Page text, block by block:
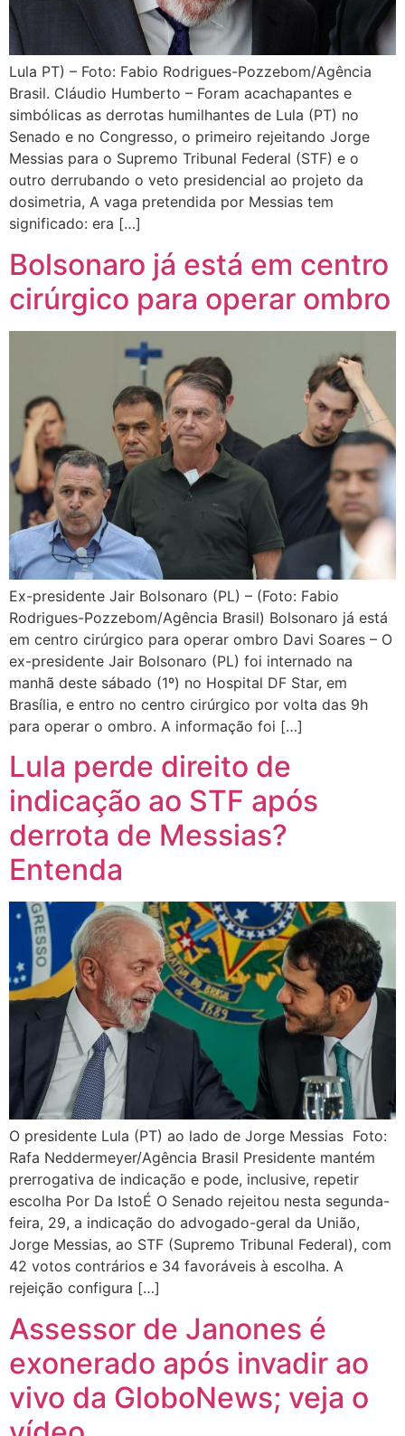
Lula PT) – Foto: Fabio Rodrigues-Pozzebom/Agência
Brasil. Cláudio Humberto – Foram acachapantes e
simbólicas as derrotas humilhantes de Lula (PT) no
Senado e no Congresso, o primeiro rejeitando Jorge
Messias para o Supremo Tribunal Federal (STF) e o
outro derrubando o veto presidencial ao projeto da
dosimetria, A vaga pretendida por Messias tem
significado: era […]
Bolsonaro já está em centro
cirúrgico para operar ombro
Ex-presidente Jair Bolsonaro (PL) – (Foto: Fabio
Rodrigues-Pozzebom/Agência Brasil) Bolsonaro já está
em centro cirúrgico para operar ombro Davi Soares – O
ex-presidente Jair Bolsonaro (PL) foi internado na
manhã deste sábado (1º) no Hospital DF Star, em
Brasília, e entro no centro cirúrgico por volta das 9h
para operar o ombro. A informação foi […]
Lula perde direito de
indicação ao STF após
derrota de Messias?
Entenda
O presidente Lula (PT) ao lado de Jorge Messias Foto:
Rafa Neddermeyer/Agência Brasil Presidente mantém
prerrogativa de indicação e pode, inclusive, repetir
escolha Por Da IstoÉ O Senado rejeitou nesta segunda-
feira, 29, a indicação do advogado-geral da União,
Jorge Messias, ao STF (Supremo Tribunal Federal), com
42 votos contrários e 34 favoráveis à escolha. A
rejeição configura […]
Assessor de Janones é
exonerado após invadir ao
vivo da GloboNews; veja o